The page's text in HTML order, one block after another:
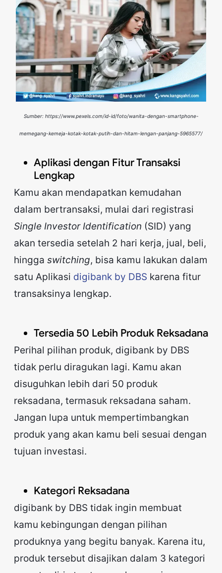
Sumber: https://www.pexels.com/id-id/foto/wanita-dengan-smartphone-
memegang-kemeja-kotak-kotak-putih-dan-hitam-lengan-panjang-5965577/
Aplikasi dengan Fitur Transaksi
Lengkap
Kamu akan mendapatkan kemudahan
dalam bertransaksi, mulai dari registrasi
Single Investor Identification (SID) yang
akan tersedia setelah 2 hari kerja, jual, beli,
hingga switching, bisa kamu lakukan dalam
satu Aplikasi digibank by DBS karena fitur
transaksinya lengkap.
Tersedia 50 Lebih Produk Reksadana
Perihal pilihan produk, digibank by DBS
tidak perlu diragukan lagi. Kamu akan
disuguhkan lebih dari 50 produk
reksadana, termasuk reksadana saham.
Jangan lupa untuk mempertimbangkan
produk yang akan kamu beli sesuai dengan
tujuan investasi.
Kategori Reksadana
digibank by DBS tidak ingin membuat
kamu kebingungan dengan pilihan
produknya yang begitu banyak. Karena itu,
produk tersebut disajikan dalam 3 kategori